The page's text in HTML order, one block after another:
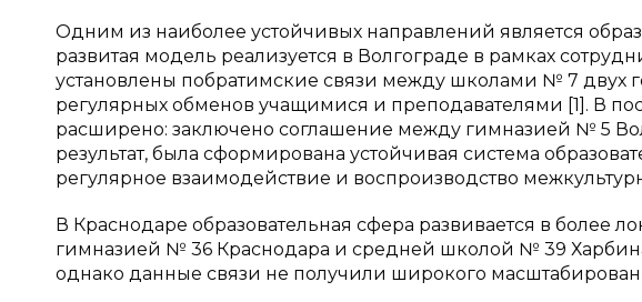
Одним из наиболее устойчивых направлений является
развитая модель реализуется в Волгограде в рамках
установлены побратимские связи между школами № 7 двух
регулярных обменов учащимися и преподавателями [1]. В
расширено: заключено соглашение между гимназией № 5
результат, была сформирована устойчивая система
регулярное взаимодействие и воспроизводство
В Краснодаре образовательная сфера развивается в более
гимназией № 36 Краснодара и средней школой № 39
однако данные связи не получили широкого